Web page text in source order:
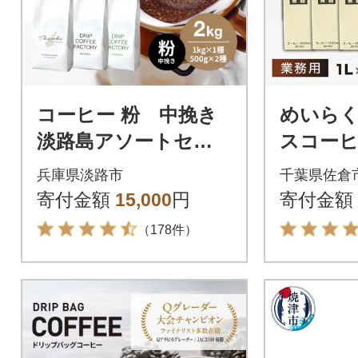
コーヒー 粉 中挽き
淡路島アソートセッ
ト 3種 2kg(500g×計
4袋) at14504
兵庫県淡路市
寄付金額 15,000円
（178件）
めいら
スコー
6本
千葉県佐倉
寄付金額